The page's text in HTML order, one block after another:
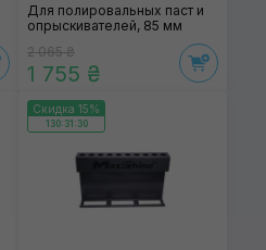
Для полировальных паст и
опрыскивателей, 85 мм
2 065 ₴
1 755 ₴
Скидка 15%
130:31:30